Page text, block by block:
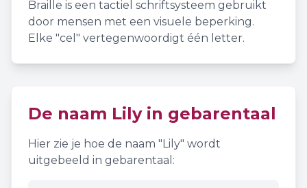
Braille is een tactiel schriftsysteem gebruikt
door mensen met een visuele beperking.
Elke "cel" vertegenwoordigt één letter.
De naam Lilyin gebarentaal
Hier zie je hoe de naam "Lily" wordt
uitgebeeld in gebarentaal: